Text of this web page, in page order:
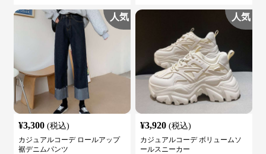
人気
¥3,300 (税込)
カジュアルコーデ ロールアップ
裾デニムパンツ
人気
¥3,920 (税込)
カジュアルコーデ ボリュームソ
ールスニーカー